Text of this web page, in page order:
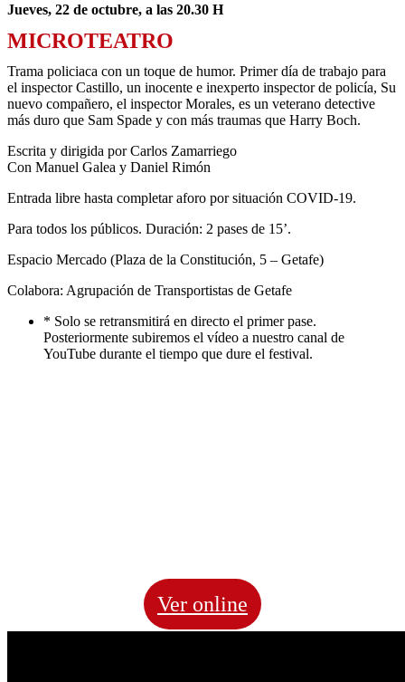
Jueves, 22 de octubre, a las 20.30 H
MICROTEATRO
Trama policiaca con un toque de humor. Primer día de trabajo para
el inspector Castillo, un inocente e inexperto inspector de policía, Su
nuevo compañero, el inspector Morales, es un veterano detective
más duro que Sam Spade y con más traumas que Harry Boch.
Escrita y dirigida por Carlos Zamarriego
Con Manuel Galea y Daniel Rimón
Entrada libre hasta completar aforo por situación COVID-19.
Para todos los públicos. Duración: 2 pases de 15’.
Espacio Mercado (Plaza de la Constitución, 5 – Getafe)
Colabora: Agrupación de Transportistas de Getafe
* Solo se retransmitirá en directo el primer pase.
Posteriormente subiremos el vídeo a nuestro canal de
YouTube durante el tiempo que dure el festival.
Ver online